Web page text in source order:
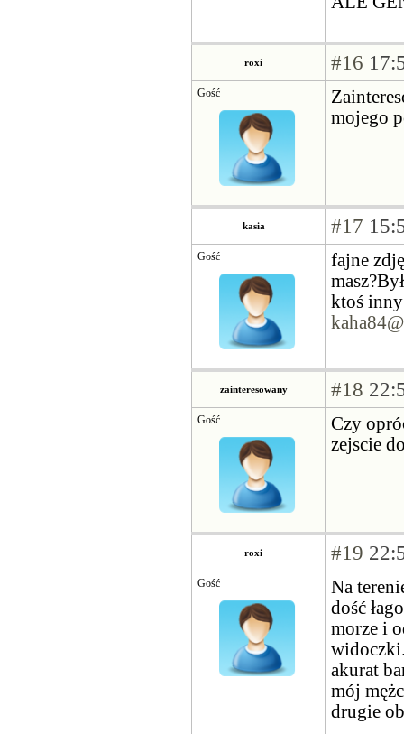
roxi #16
Gość
mojego
kasia #17
Gość
fajne
ktoś inny
zainteresowany #18
Gość
Czy
zejscie
roxi #19
Gość
Na
dość
morze i
akurat
mój
drugie